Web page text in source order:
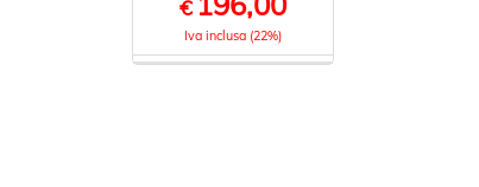
€
Iva inclusa (22%)